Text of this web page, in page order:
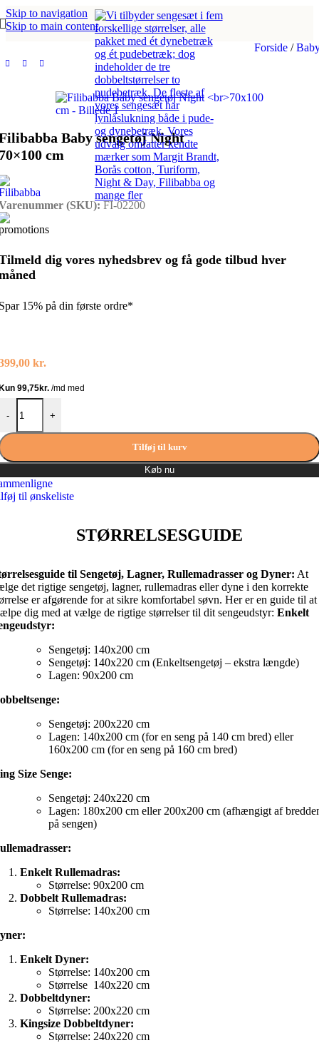
Skip to navigation
Skip to main content
Forside /
Baby sengetøj Night
cm
(SKU): FI-02200
dig vores nyhedsbrev og få gode tilbud hver
15% på din første ordre*
kr.
-
Baby sengetøj Night 70x100 cm antal
+
Tilføj til kurv
Køb nu
til ønskeliste
STØRRELSESGUIDE
til Sengetøj, Lagner, Rullemadrasser og Dyner: At
det rigtige sengetøj, lagner, rullemadras eller dyne i den korrekte
er afgørende for at sikre komfortabel søvn. Her er en guide til at
dig med at vælge de rigtige størrelser til dit sengeudstyr: Enkelt
Sengetøj: 140x200 cm
Sengetøj: 140x220 cm (Enkeltsengetøj – ekstra længde)
Lagen: 90x200 cm
Sengetøj: 200x220 cm
Lagen: 140x200 cm (for en seng på 140 cm bred) eller
160x200 cm (for en seng på 160 cm bred)
Size Senge:
Sengetøj: 240x220 cm
Lagen: 180x200 cm eller 200x200 cm (afhængigt af
på sengen)
Enkelt Rullemadras:
Størrelse: 90x200 cm
Dobbelt Rullemadras:
Størrelse: 140x200 cm
Enkelt Dyner:
Størrelse: 140x200 cm
Størrelse 140x220 cm
Dobbeltdyner:
Størrelse: 200x220 cm
Kingsize Dobbeltdyner:
Størrelse: 240x220 cm